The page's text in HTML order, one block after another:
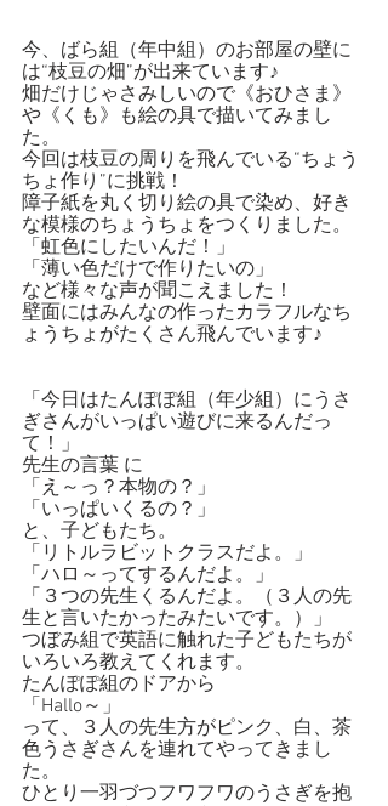
今、ばら組（年中組）のお部屋の壁に
は“枝豆の畑”が出来ています♪
畑だけじゃさみしいので《おひさま》
や《くも》も絵の具で描いてみまし
た。
今回は枝豆の周りを飛んでいる“ちょう
ちょ作り”に挑戦！
障子紙を丸く切り絵の具で染め、好き
な模様のちょうちょをつくりました。
「虹色にしたいんだ！」
「薄い色だけで作りたいの」
など様々な声が聞こえました！
壁面にはみんなの作ったカラフルなち
ょうちょがたくさん飛んでいます♪
「今日はたんぽぽ組（年少組）にうさ
ぎさんがいっぱい遊びに来るんだっ
て！」
先生の言葉 に
「え～っ？本物の？」
「いっぱいくるの？」
と、子どもたち。
「リトルラビットクラスだよ。」
「ハロ～ってするんだよ。」
「３つの先生くるんだよ。（３人の先
生と言いたかったみたいです。）」
つぼみ組で英語に触れた子どもたちが
いろいろ教えてくれます。
たんぽぽ組のドアから
「Hallo～」
って、３人の先生方がピンク、白、茶
色うさぎさんを連れてやってきまし
た。
ひとり一羽づつフワフワのうさぎを抱